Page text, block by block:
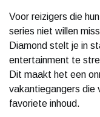
Voor reizigers die
series niet willen
Diamond stelt je in
entertainment te
Dit maakt het een
vakantiegangers die
favoriete inhoud.